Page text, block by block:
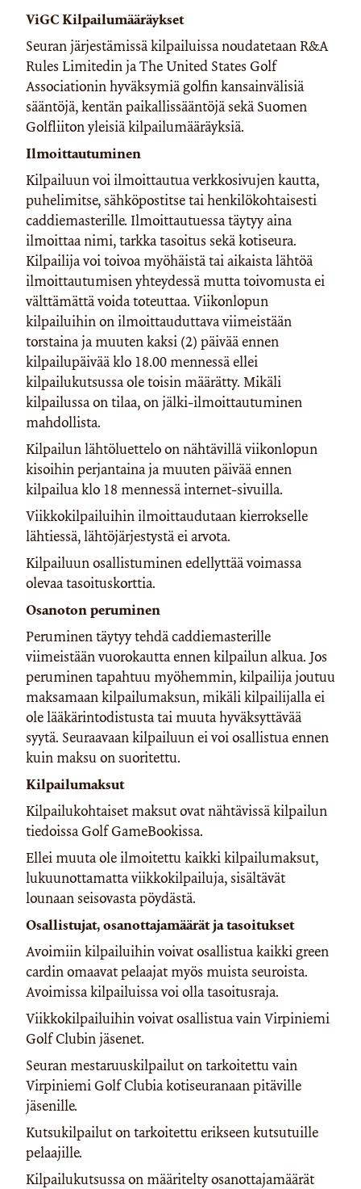
ViGC Kilpailumääräykset
Seuran järjestämissä kilpailuissa noudatetaan R&A
Rules Limitedin ja The United States Golf
Associationin hyväksymiä golfin kansainvälisiä
sääntöjä, kentän paikallissääntöjä sekä Suomen
Golfliiton yleisiä kilpailumääräyksiä.
Ilmoittautuminen
Kilpailuun voi ilmoittautua verkkosivujen kautta,
puhelimitse, sähköpostitse tai henkilökohtaisesti
caddiemasterille. Ilmoittautuessa täytyy aina
ilmoittaa nimi, tarkka tasoitus sekä kotiseura.
Kilpailija voi toivoa myöhäistä tai aikaista lähtöä
ilmoittautumisen yhteydessä mutta toivomusta ei
välttämättä voida toteuttaa. Viikonlopun
kilpailuihin on ilmoittauduttava viimeistään
torstaina ja muuten kaksi (2) päivää ennen
kilpailupäivää klo 18.00 mennessä ellei
kilpailukutsussa ole toisin määrätty. Mikäli
kilpailussa on tilaa, on jälki-ilmoittautuminen
mahdollista.
Kilpailun lähtöluettelo on nähtävillä viikonlopun
kisoihin perjantaina ja muuten päivää ennen
kilpailua klo 18 mennessä internet-sivuilla.
Viikkokilpailuihin ilmoittaudutaan kierrokselle
lähtiessä, lähtöjärjestystä ei arvota.
Kilpailuun osallistuminen edellyttää voimassa
olevaa tasoituskorttia.
Osanoton peruminen
Peruminen täytyy tehdä caddiemasterille
viimeistään vuorokautta ennen kilpailun alkua. Jos
peruminen tapahtuu myöhemmin, kilpailija joutuu
maksamaan kilpailumaksun, mikäli kilpailijalla ei
ole lääkärintodistusta tai muuta hyväksyttävää
syytä. Seuraavaan kilpailuun ei voi osallistua ennen
kuin maksu on suoritettu.
Kilpailumaksut
Kilpailukohtaiset maksut ovat nähtävissä kilpailun
tiedoissa Golf GameBookissa.
Ellei muuta ole ilmoitettu kaikki kilpailumaksut,
lukuunottamatta viikkokilpailuja, sisältävät
lounaan seisovasta pöydästä.
Osallistujat, osanottajamäärät ja tasoitukset
Avoimiin kilpailuihin voivat osallistua kaikki green
cardin omaavat pelaajat myös muista seuroista.
Avoimissa kilpailuissa voi olla tasoitusraja.
Viikkokilpailuihin voivat osallistua vain Virpiniemi
Golf Clubin jäsenet.
Seuran mestaruuskilpailut on tarkoitettu vain
Virpiniemi Golf Clubia kotiseuranaan pitäville
jäsenille.
Kutsukilpailut on tarkoitettu erikseen kutsutuille
pelaajille.
Kilpailukutsussa on määritelty osanottajamäärät